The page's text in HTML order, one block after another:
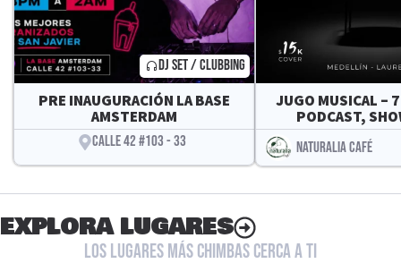
PRE INAUGURACIÓN LA BASE
AMSTERDAM
CALLE 42 #103 - 33
DJ SET / CLUBBING
JUGO MUSICAL –
PODCAST,
NATURALIA CAFÉ
EXPLORA LUGARES
LOS LUGARES MÁS CHIMBAS CERCA A TI